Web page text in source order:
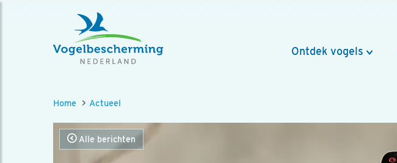
Ontdek vogels
Home Actueel
Alle berichten